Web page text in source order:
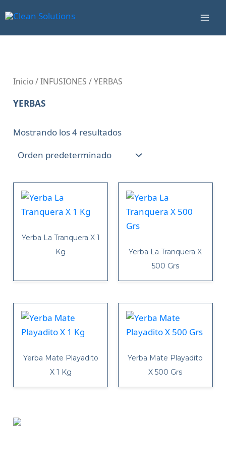
al
contenido
Inicio/INFUSIONES / YERBAS
YERBAS
Mostrando los 4 resultados
Yerba La Tranquera X 1
Kg
Yerba La Tranquera X
500 Grs
Yerba Mate Playadito
X 1 Kg
Yerba Mate Playadito
X 500 Grs